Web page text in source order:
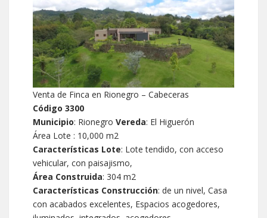
Venta de Finca en Rionegro – Cabeceras
Código 3300
Municipio: Rionegro Vereda: El Higuerón
Área Lote : 10,000 m2
Características Lote: Lote tendido, con acceso
vehicular, con paisajismo,
Área Construida: 304 m2
Características Construcción: de un nivel, Casa
con acabados excelentes, Espacios acogedores,